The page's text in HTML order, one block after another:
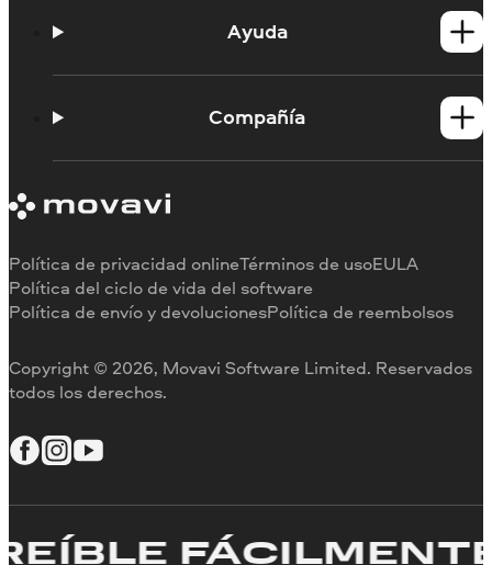
Productos para MacAyuda
Tutoriales
Compañía
Reseñas en los medios
Copyright © 2026, Movavi Software Limited. Reservados
todos los derechos.
Política de privacidad onlineTérminos de usoEULA
Política del ciclo de vida del software
Política de envío y devolucionesPolítica de reembolsos
FÁCILMENTE